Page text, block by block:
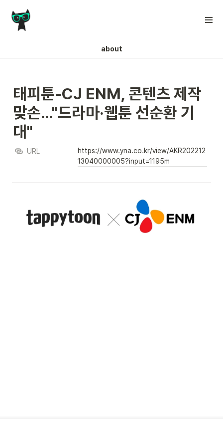
about
태피툰-CJ ENM, 콘텐츠 제작
맞손…"드라마·웹툰 선순환 기
대"
URL
https://www.yna.co.kr/view/AKR202212
13040000005?input=1195m